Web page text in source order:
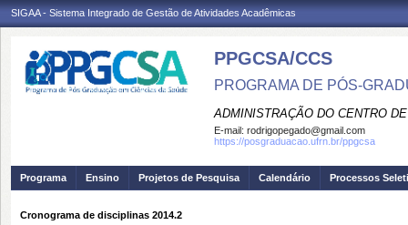
SIGAA - Sistema Integrado de Gestão de Atividades Acadêmicas
PPGCSA/CCS
PROGRAMA DE PÓS-
ADMINISTRAÇÃO DO CENTRO
E-mail: rodrigopegado@gmail.com
https://posgraduacao.ufrn.br/ppgcsa
Programa Ensino Projetos de Pesquisa Calendário Processos
Cronograma de disciplinas 2014.2